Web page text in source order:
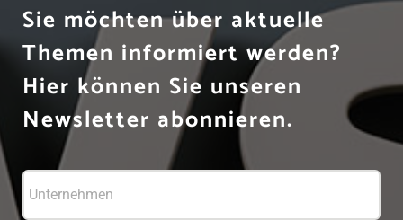
Sie möchten über aktuelle
Themen informiert werden?
Hier können Sie unseren
Newsletter abonnieren.